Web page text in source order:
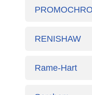
RENISHAW
Rame-Hart